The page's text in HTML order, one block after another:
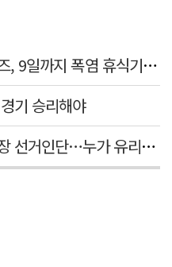
'단비같은 휴식' 삼성 라이온즈, 9일까지 폭염 휴식기에 재정비
기 승리해야
2만명까지 커진 축구협회 회장 선거인단…누가 유리할까